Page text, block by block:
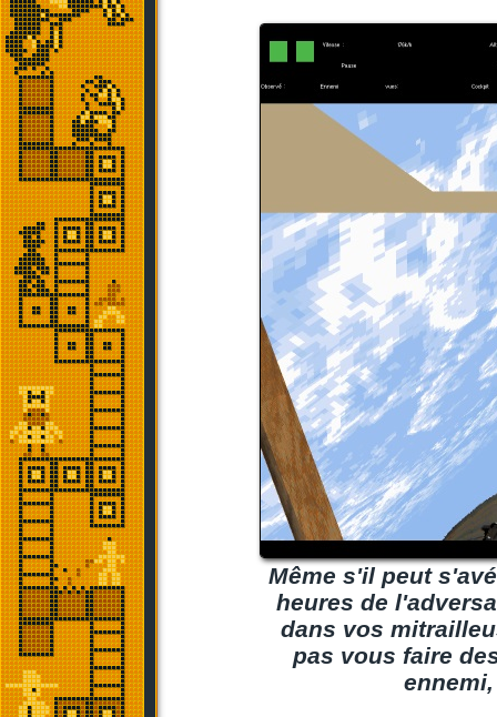
Même s'il peut
heures de
dans vos
pas vous faire